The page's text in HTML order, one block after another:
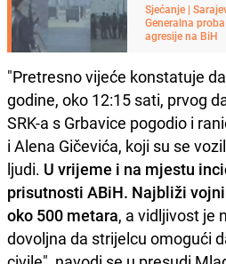
Sjećanje |
Generalna
agresije na BiH
"Pretresno vijeće konstatuje
godine, oko 12:15 sati, prvog
SRK-a s Grbavice pogodio i
i Alena Gičevića, koji su se
ljudi. U vrijeme i na mjestu
prisutnosti ABiH. Najbliži
oko 500 metara, a vidljivost je
dovoljna da strijelcu omogući